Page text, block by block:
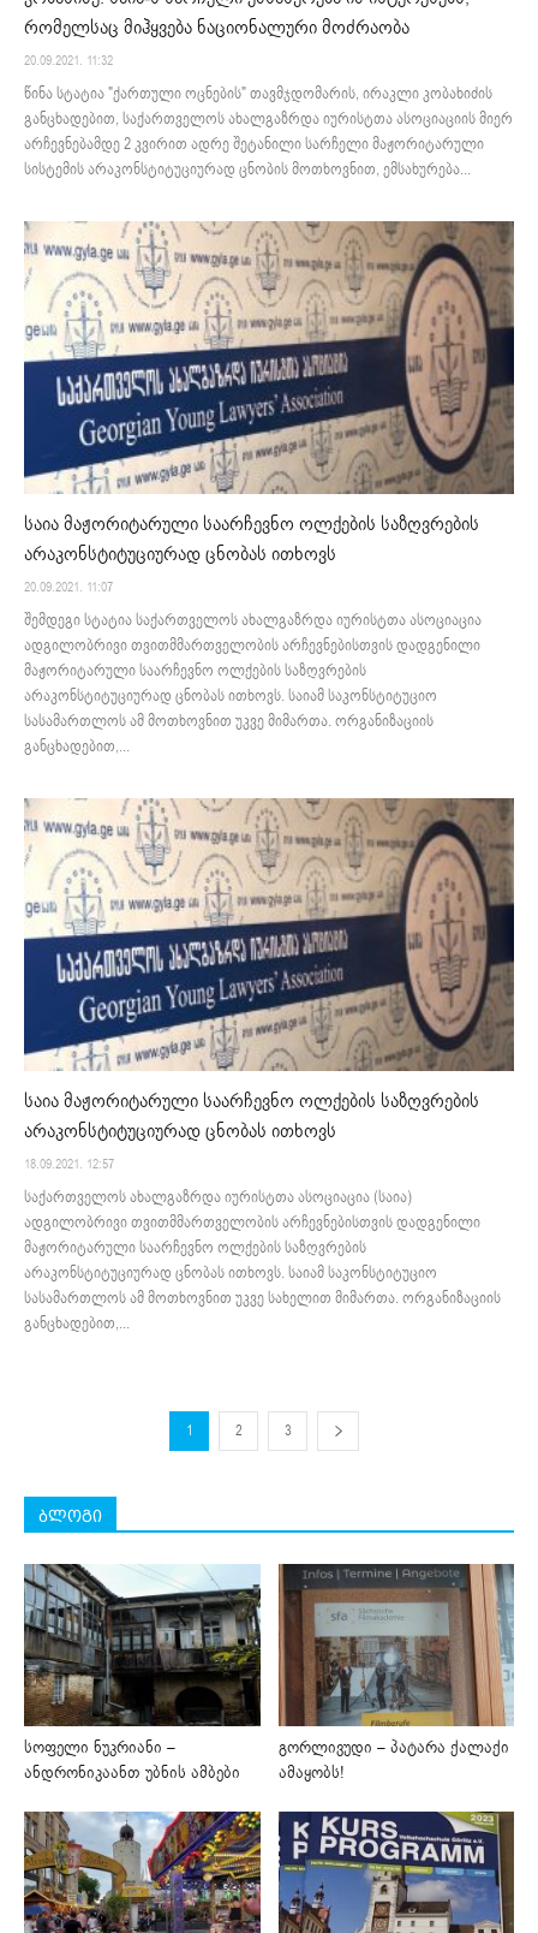
რომელსაც მიჰყვება ნაციონალური მოძრაობა
20.09.2021. 11:32
წინა სტატია "ქართული ოცნების" თავმჯდომარის, ირაკლი კობახიძის
განცხადებით, საქართველოს ახალგაზრდა იურისტთა ასოციაციის მიერ
არჩევნებამდე 2 კვირით ადრე შეტანილი სარჩელი მაჟორიტარული
სისტემის არაკონსტიტუციურად ცნობის მოთხოვნით, ემსახურება...
საია მაჟორიტარული საარჩევნო ოლქების საზღვრების
არაკონსტიტუციურად ცნობას ითხოვს
20.09.2021. 11:07
შემდეგი სტატია საქართველოს ახალგაზრდა იურისტთა ასოციაცია
ადგილობრივი თვითმმართველობის არჩევნებისთვის დადგენილი
მაჟორიტარული საარჩევნო ოლქების საზღვრების
არაკონსტიტუციურად ცნობას ითხოვს. საიამ საკონსტიტუციო
სასამართლოს ამ მოთხოვნით უკვე მიმართა. ორგანიზაციის
განცხადებით,...
საია მაჟორიტარული საარჩევნო ოლქების საზღვრების
არაკონსტიტუციურად ცნობას ითხოვს
18.09.2021. 12:57
საქართველოს ახალგაზრდა იურისტთა ასოციაცია (საია)
ადგილობრივი თვითმმართველობის არჩევნებისთვის დადგენილი
მაჟორიტარული საარჩევნო ოლქების საზღვრების
არაკონსტიტუციურად ცნობას ითხოვს. საიამ საკონსტიტუციო
სასამართლოს ამ მოთხოვნით უკვე სახელით მიმართა. ორგანიზაციის
განცხადებით,...
1 2 3
ბლოგი
სოფელი ნუკრიანი –
ანდრონიკაანთ უბნის ამბები
გორლივუდი – პატარა ქალაქი
ამაყობს!